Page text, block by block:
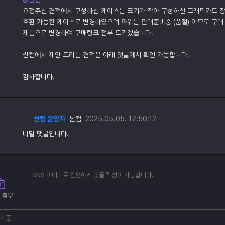
요청주신 견적에서 구성하신 케이스는 크기가 작아 구성하신 그래픽카드
호환 가능한 케이스로 변경하였으며 파워는 판매준비중 (품절) 이므로 구
제품으로 변경하여 구매링크 첨부 드리겠습니다.
싼컴에서 제안 드리는 견적은 아래 댓글에서 확인 가능합니다.
감사합니다.
싼컴 운영자 싼컴
2025.05.05. 17:50:12
비밀 댓글입니다.
첨부
준